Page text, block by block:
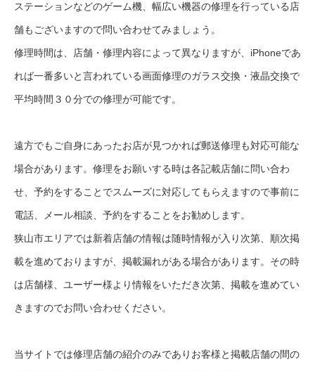
ステーションなどのゲーム機、幅広い機器の修理を行っている店
舗もございますので問い合わせてみましょう。
修理時間は、店舗・修理内容によって異なりますが、iPhoneであ
れば一番多いと言われている画面修理のガラス交換・液晶交換で
平均時間３０分での修理が可能です。
遠方でもご自身にあったお店が見つかれば郵送修理も対応可能な
場合があります。修理をお願いする時は各記載店舗に問い合わ
せ、予約をすることでスムーズに対応してもらえますので事前に
電話、メール相談、予約をすることをお勧めします。
狭山市エリアでは新着店舗の情報は随時情報が入り次第、順次掲
載を進めておりますが、掲載漏れがある場合があります。その時
は店舗様、ユーザー様より情報をいただき次第、掲載を進めてい
きますのでお問い合わせください。
当サイトでは修理店舗の紹介のみでありお客様と掲載店舗の間の